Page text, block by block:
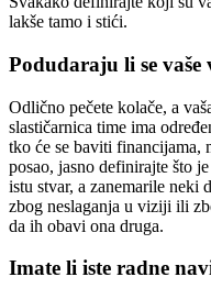
lakše tamo i stići.
Podudaraju li se vaše
Odlično pečete kolače, a
slastičarnica time ima
tko će se baviti financijama,
posao, jasno definirajte što
istu stvar, a zanemarile neki
zbog neslaganja u viziji ili
da ih obavi ona druga.
Imate li iste radne